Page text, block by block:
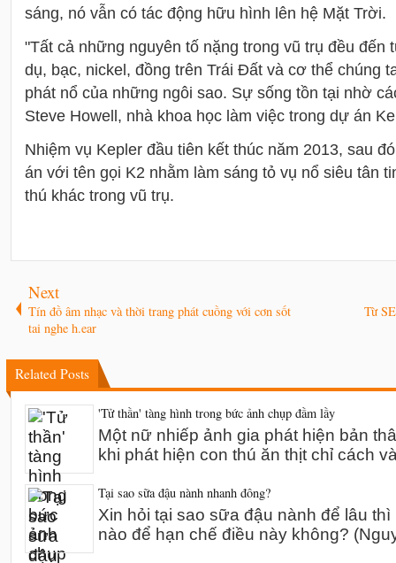
sáng, nó vẫn có tác động hữu hình lên hệ Mặt Trời.
"Tất cả những nguyên tố nặng trong vũ trụ đều đến
dụ, bạc, nickel, đồng trên Trái Đất và cơ thể chúng
phát nổ của những ngôi sao. Sự sống tồn tại nhờ
Steve Howell, nhà khoa học làm việc trong dự án
Nhiệm vụ Kepler đầu tiên kết thúc năm 2013, sau
án với tên gọi K2 nhằm làm sáng tỏ vụ nổ siêu tân
thú khác trong vũ trụ.
Next
Tín đồ âm nhạc và thời trang phát cuồng với cơn sốt
tai nghe h.ear
Từ
Related Posts
'Tử thần' tàng hình trong bức ảnh chụp đầm lầy
Một nữ nhiếp ảnh gia phát hiện bản
khi phát hiện con thú ăn thịt chỉ cách
Tại sao sữa đậu nành nhanh đông?
Xin hỏi tại sao sữa đậu nành để lâu
nào để hạn chế điều này không?